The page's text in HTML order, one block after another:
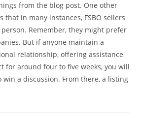
from the blog post. One other
that in many instances, FSBO sellers
Remember, they might prefer
But if anyone maintain a
relationship, offering assistance
for around four to five weeks, you will
win a discussion. From there, a listing